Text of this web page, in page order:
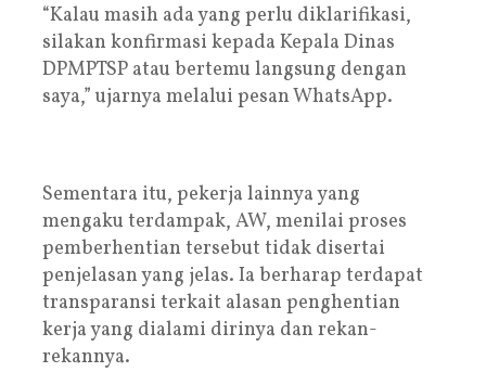
“Kalau masih ada yang perlu diklarifikasi,
silakan konfirmasi kepada Kepala Dinas
DPMPTSP atau bertemu langsung dengan
saya,” ujarnya melalui pesan WhatsApp.
Sementara itu, pekerja lainnya yang
mengaku terdampak, AW, menilai proses
pemberhentian tersebut tidak disertai
penjelasan yang jelas. Ia berharap terdapat
transparansi terkait alasan penghentian
kerja yang dialami dirinya dan rekan-
rekannya.